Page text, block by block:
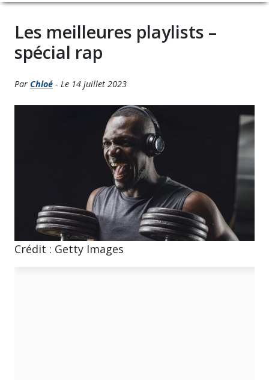
Les meilleures playlists –
spécial rap
Par Chloé - Le 14 juillet 2023
Crédit : Getty Images